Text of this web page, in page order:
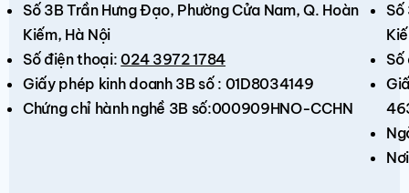
Số 3B Trần Hưng Đạo, Phường Cửa Nam, Q. Hoàn
Kiếm, Hà Nội
Số điện thoại:024 3972 1784
Giấy phép kinh doanh 3B số : 01D8034149
Chứng chỉ hành nghề 3B số:000909HNO-CCHN
Số
Số